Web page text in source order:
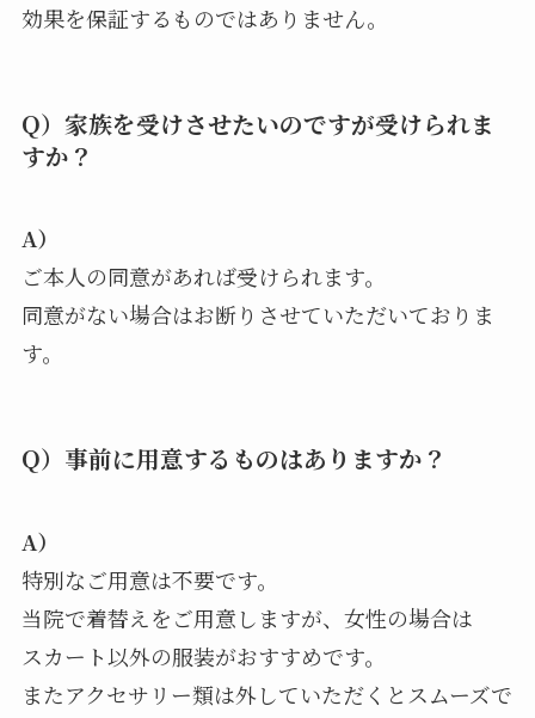
効果を保証するものではありません。
Q）家族を受けさせたいのですが受けられま
すか？
A）
ご本人の同意があれば受けられます。
同意がない場合はお断りさせていただいておりま
す。
Q）事前に用意するものはありますか？
A）
特別なご用意は不要です。
当院で着替えをご用意しますが、女性の場合は
スカート以外の服装がおすすめです。
またアクセサリー類は外していただくとスムーズで